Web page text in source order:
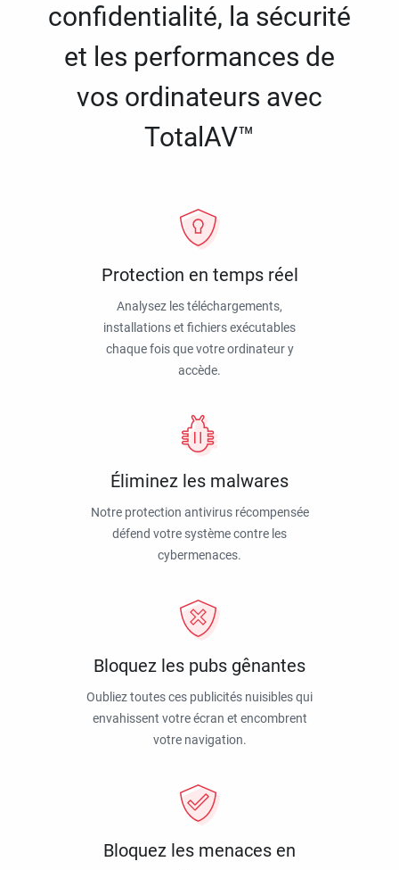
confidentialité, la sécurité
et les performances de
vos ordinateurs avec
TotalAV™
Protection en temps réel
Analysez les téléchargements,
installations et fichiers exécutables
chaque fois que votre ordinateur y
accède.
Éliminez les malwares
Notre protection antivirus récompensée
défend votre système contre les
cybermenaces.
Bloquez les pubs gênantes
Oubliez toutes ces publicités nuisibles qui
envahissent votre écran et encombrent
votre navigation.
Bloquez les menaces en